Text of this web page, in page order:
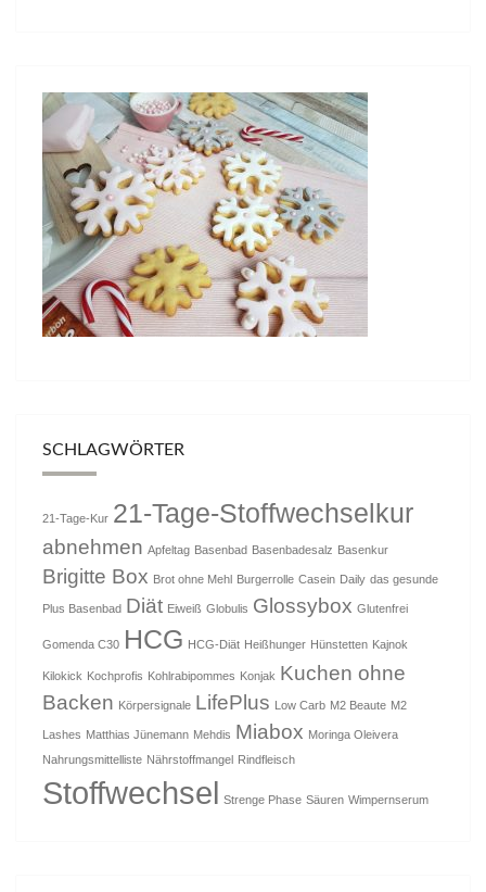
SCHLAGWÖRTER
21-Tage-Kur 21-Tage-Stoffwechselkur
abnehmen Apfeltag Basenbad Basenbadesalz Basenkur
Brigitte Box Brot ohne Mehl Burgerrolle Casein Daily das gesunde
Plus Basenbad Diät Eiweiß Globulis Glossybox Glutenfrei
Gomenda C30 HCG HCG-Diät Heißhunger Hünstetten Kajnok
Kilokick Kochprofis Kohlrabipommes Konjak Kuchen ohne
Backen Körpersignale LifePlus Low Carb M2 Beaute M2
Lashes Matthias Jünemann Mehdis Miabox Moringa Oleivera
Nahrungsmittelliste Nährstoffmangel Rindfleisch
Stoffwechsel Strenge Phase Säuren Wimpernserum